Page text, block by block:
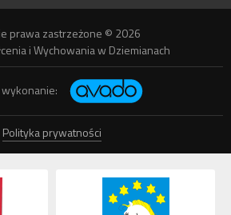
prawa zastrzeżone © 2026
i Wychowania w Dziemianach
Polityka prywatności